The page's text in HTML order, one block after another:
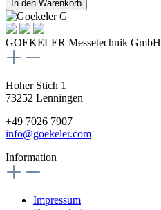
In den Warenkorb
GOEKELER Messetechnik GmbH
Hoher Stich 1
73252 Lenningen
+49 7026 7907
info@goekeler.com
Information
Impressum